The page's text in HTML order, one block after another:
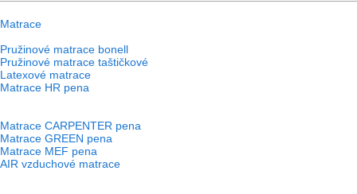
Matrace
Pružinové matrace bonell
Pružinové matrace taštičkové
Latexové matrace
Matrace HR pena
Matrace CARPENTER pena
Matrace GREEN pena
Matrace MEF pena
AIR vzduchové matrace